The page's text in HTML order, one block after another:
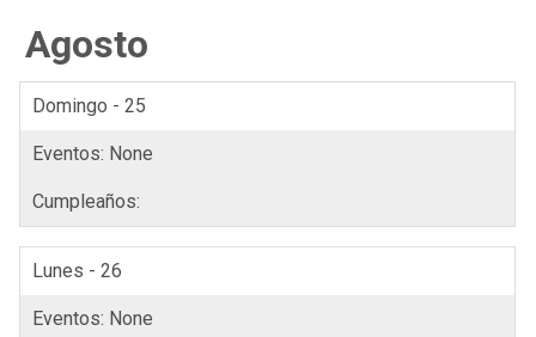
Agosto
Domingo - 25
Lunes - 26